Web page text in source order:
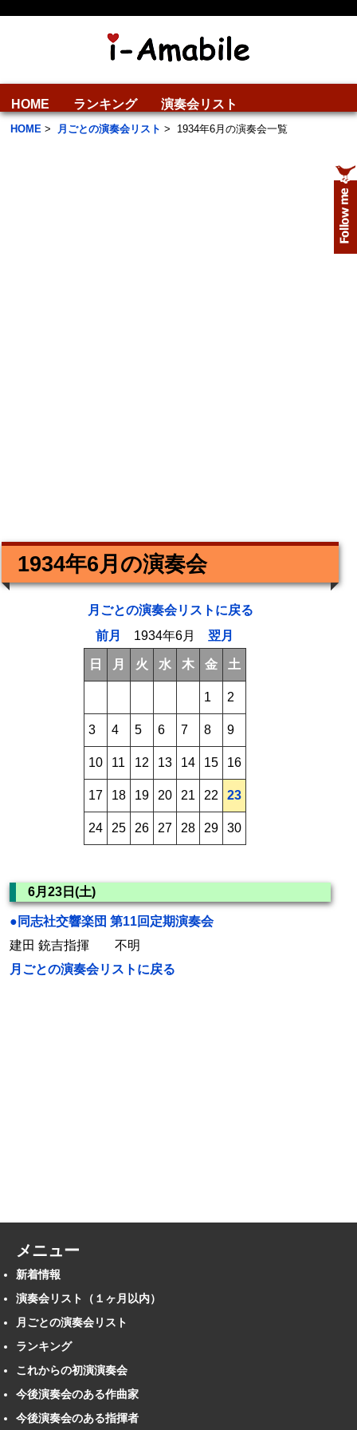
HOME ランキング 演奏会リスト
HOME > 月ごとの演奏会リスト > 1934年6月の演奏会一覧
1934年6月の演奏会
月ごとの演奏会リストに戻る
前月
1934年6月翌月
日 月 火 水 木 金 土
1 2
3 4 5 6 7 8 9
10 11 12 13 14 15 16
17 18 19 20 21 22 23
24 25 26 27 28 29 30
6月23日(土)
●同志社交響楽団 第11回定期演奏会
建田 銃吉指揮 不明
月ごとの演奏会リストに戻る
メニュー
新着情報
演奏会リスト（１ヶ月以内）
月ごとの演奏会リスト
ランキング
これからの初演演奏会
今後演奏会のある作曲家
今後演奏会のある指揮者